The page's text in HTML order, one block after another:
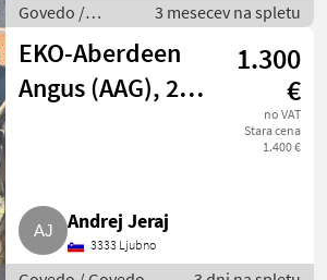
Govedo /
Govedo Angus
3 mesecev na spletu
EKO-Aberdeen
Angus (AAG), 2
1.300
€
no VAT
Stara cena
1.400 €
Andrej Jeraj
3333 Ljubno